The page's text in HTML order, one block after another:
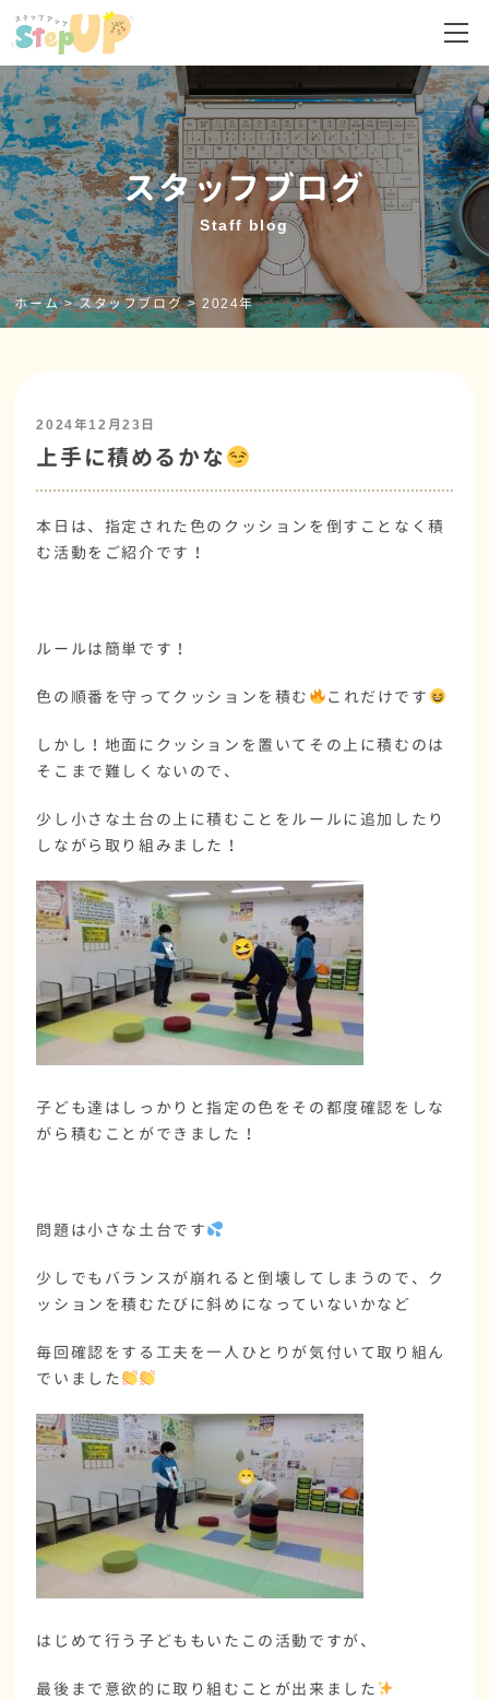
スタッフブログ
Staff blog
ホーム>スタッフブログ>2024年
2024年12月23日
上手に積めるかな
本日は、指定された色のクッションを倒すことなく積
む活動をご紹介です！
ルールは簡単です！
色の順番を守ってクッションを積む これだけです
しかし！地面にクッションを置いてその上に積むのは
そこまで難しくないので、
少し小さな土台の上に積むことをルールに追加したり
しながら取り組みました！
子ども達はしっかりと指定の色をその都度確認をしな
がら積むことができました！
問題は小さな土台です
少しでもバランスが崩れると倒壊してしまうので、ク
ッションを積むたびに斜めになっていないかなど
毎回確認をする工夫を一人ひとりが気付いて取り組ん
でいました
はじめて行う子どももいたこの活動ですが、
最後まで意欲的に取り組むことが出来ました